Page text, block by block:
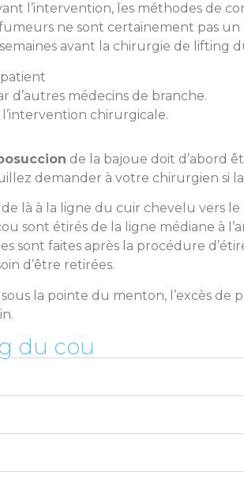
l’intervention, les méthodes de
ne sont certainement pas
avant la chirurgie de lifting
d’autres médecins de branche.
chirurgicale.
de la bajoue doit d’abord
demander à votre chirurgien si
là à la ligne du cuir chevelu vers
sont étirés de la ligne médiane à
sont faites après la procédure
d’être retirées.
la pointe du menton, l’excès
du cou